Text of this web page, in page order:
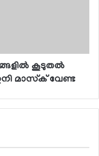
കൂടുതല്‍
മാസ്‌ക് വേണ്ട